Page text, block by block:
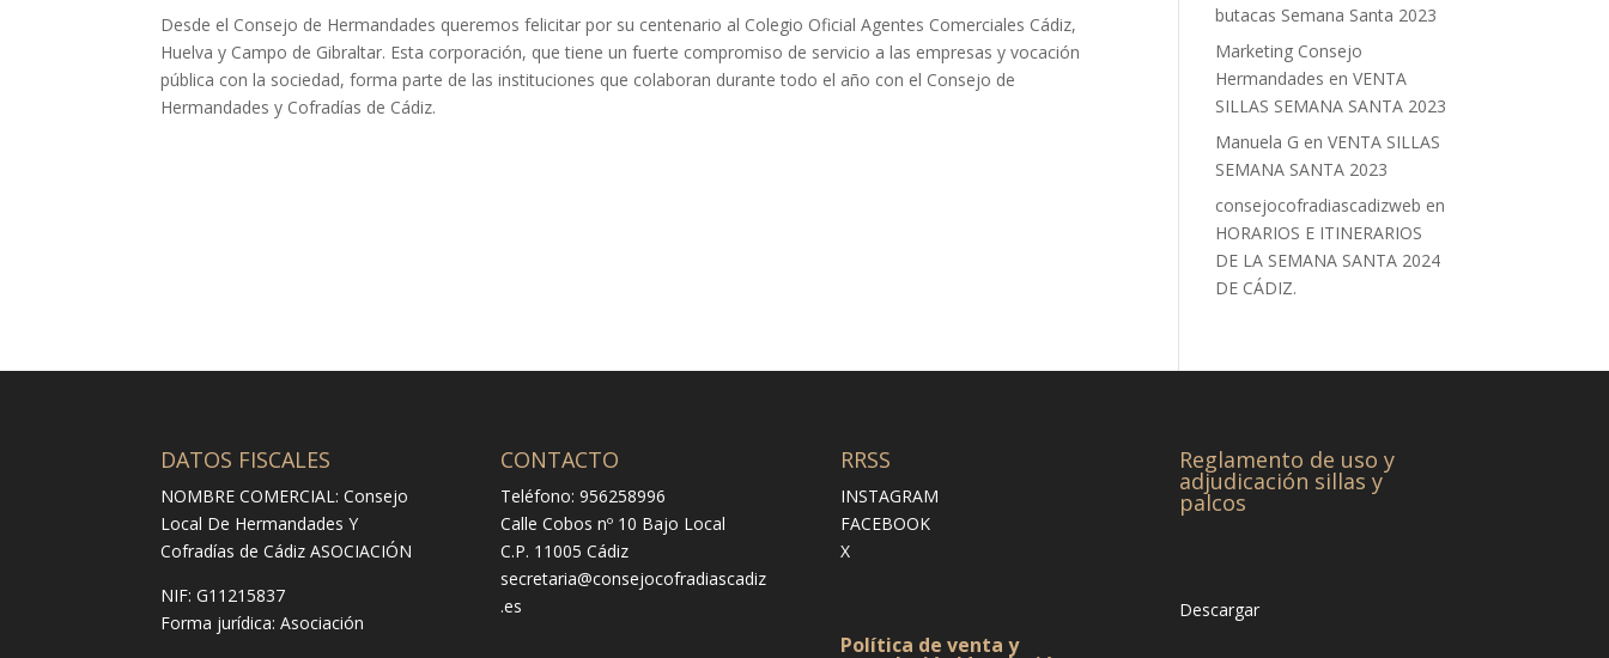
Desde el Consejo de Hermandades queremos felicitar por su centenario al Colegio Oficial Agentes Comerciales Cádiz,
Huelva y Campo de Gibraltar. Esta corporación, que tiene un fuerte compromiso de servicio a las empresas y vocación
pública con la sociedad, forma parte de las instituciones que colaboran durante todo el año con el Consejo de
Hermandades y Cofradías de Cádiz.
butacas Semana Santa 2023
Marketing Consejo
Hermandades enVENTA
SILLAS SEMANA SANTA 2023
Manuela G enVENTA SILLAS
SEMANA SANTA 2023
consejocofradiascadizweb en
HORARIOS E ITINERARIOS
DE LA SEMANA SANTA 2024
DE CÁDIZ.
DATOS FISCALES
NOMBRE COMERCIAL: Consejo
Local De Hermandades Y
Cofradías de Cádiz ASOCIACIÓN
NIF: G11215837
Forma jurídica:Asociación
CONTACTO
Teléfono: 956258996
Calle Cobos nº 10 Bajo Local
C.P. 11005 Cádiz
secretaria@consejocofradiascadiz
.es
RRSS
INSTAGRAM
FACEBOOK
X
Política de venta y
Reglamento de uso y
adjudicación sillas y
palcos
Descargar